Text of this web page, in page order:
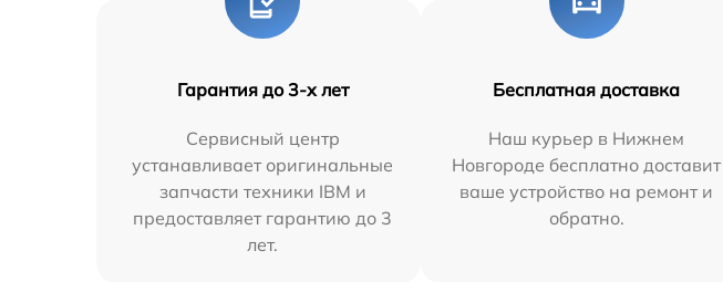
Гарантия до 3-х лет
Сервисный центр
устанавливает оригинальные
запчасти техники IBM и
предоставляет гарантию до 3
лет.
Бесплатная доставка
Наш курьер в Нижнем
Новгороде бесплатно доставит
ваше устройство на ремонт и
обратно.